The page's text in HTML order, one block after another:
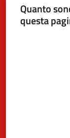
5x1000
Quanto
questa